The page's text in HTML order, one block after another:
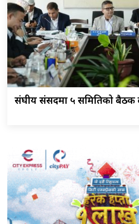
संघीय संसदमा ५ समितिको बैठक